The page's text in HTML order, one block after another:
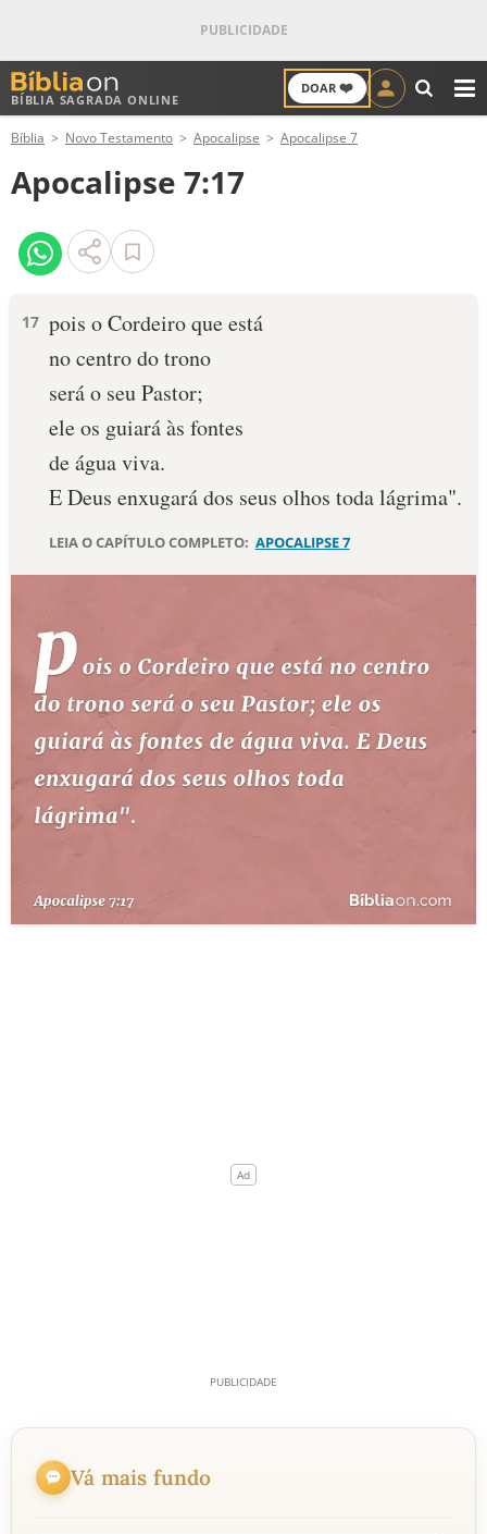
BÍBLIA SAGRADA ONLINE
DOAR ❤️
ANTIGO TESTAMENTO
NOVO TESTAMENTO
VERSÍCULOS
PALAVRA DO DIA
SALMO DO DIA
DEVOCIONAL DIÁRIO
ESBOÇOS DE PREGAÇÃO
TEMAS
PERGUNTE À BÍBLIA IA
TERMO BÍBLICO
LOJA BÍBLIAON
Bíblia Novo Testamento Apocalipse Apocalipse 7
Apocalipse 7:17
17 pois o Cordeiro que está
no centro do trono
será o seu Pastor;
ele os guiará às fontes
de água viva.
E Deus enxugará dos seus olhos toda lágrima".
LEIA O CAPÍTULO COMPLETO: APOCALIPSE 7
Vá mais fundo